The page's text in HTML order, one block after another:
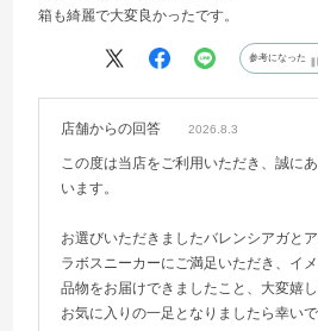
箱も綺麗で大変良かったです。
参考になった
店舗からの回答 2026.8.3
この度は当店をご利用いただき、誠に
います。
お選びいただきましたバレンシアガと
ラボスニーカーにご満足いただき、イ
品物をお届けできましたこと、大変嬉し
お気に入りの一足となりましたら幸いで